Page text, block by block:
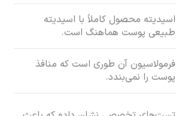
اسیدیته محصول کاملاً با اسیدیته
طبیعی پوست هماهنگ است.
فرمولاسیون آن طوری است که منافذ
پوست را نمی‌بندد.